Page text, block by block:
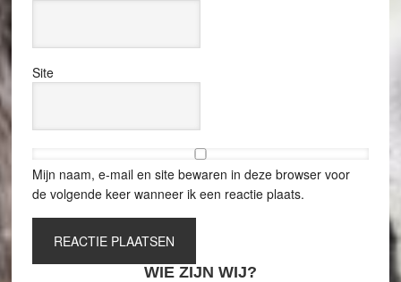
Site
Mijn naam, e-mail en site bewaren in deze browser voor
de volgende keer wanneer ik een reactie plaats.
WIE ZIJN WIJ?